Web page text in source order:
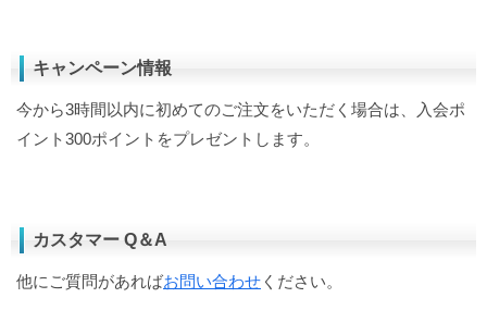
キャンペーン情報
今から3時間以内に初めてのご注文をいただく場合は、入会ポ
イント300ポイントをプレゼントします。
カスタマー Q＆A
他にご質問があればお問い合わせ ください。